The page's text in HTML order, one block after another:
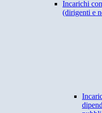
Incarichi
(dirigenti e